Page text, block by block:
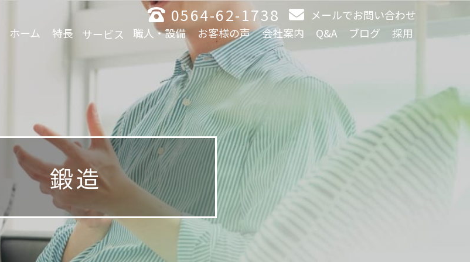
0564-62-1738
メールでお問い合わせ
ホーム
特長 サービス 職人・設備 お客様の声 会社案内 Q&A ブログ 採用
鍛造